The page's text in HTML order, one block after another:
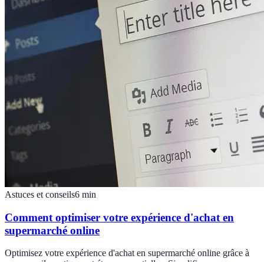
Astuces et conseils6 min
Comment optimiser votre expérience d'achat en
supermarché online
Optimisez votre expérience d'achat en supermarché online grâce à